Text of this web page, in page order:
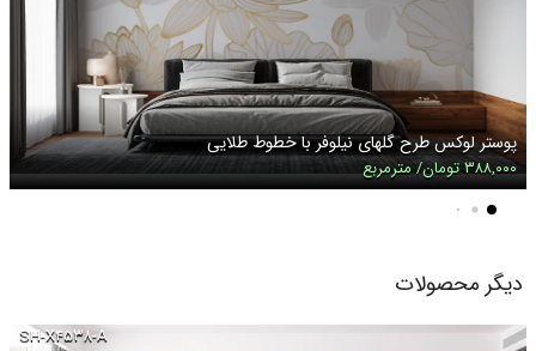
پوستر لوکس طرح گلهای نیلوفر با خطوط طلایی
۳۸۸,۰۰۰ تومان/ مترمربع
دیگر محصولات
SH-X۴۵۳۸-A